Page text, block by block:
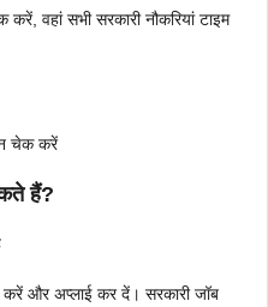
वहां सभी सरकारी नौकरियां टाइम
चेक करें
हैं?
और अप्लाई कर दें। सरकारी जॉब